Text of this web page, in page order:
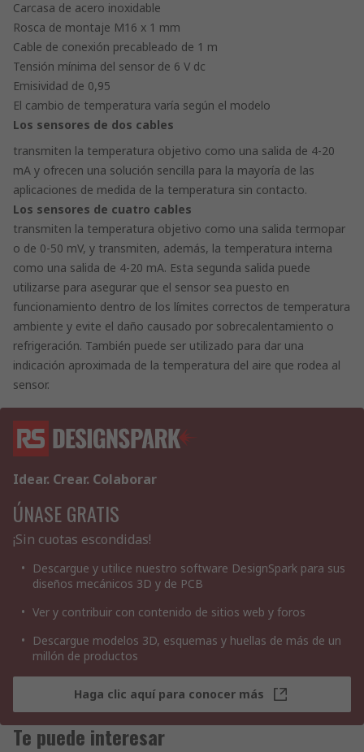
Carcasa de acero inoxidable
Rosca de montaje M16 x 1 mm
Cable de conexión precableado de 1 m
Tensión mínima del sensor de 6 V dc
Emisividad de 0,95
El cambio de temperatura varía según el modelo
Los sensores de dos cables
transmiten la temperatura objetivo como una salida de 4-20
mA y ofrecen una solución sencilla para la mayoría de las
aplicaciones de medida de la temperatura sin contacto.
Los sensores de cuatro cables
transmiten la temperatura objetivo como una salida termopar
o de 0-50 mV, y transmiten, además, la temperatura interna
como una salida de 4-20 mA. Esta segunda salida puede
utilizarse para asegurar que el sensor sea puesto en
funcionamiento dentro de los límites correctos de temperatura
ambiente y evite el daño causado por sobrecalentamiento o
refrigeración. También puede ser utilizado para dar una
indicación aproximada de la temperatura del aire que rodea al
sensor.
Idear. Crear. Colaborar
ÚNASE GRATIS
¡Sin cuotas escondidas!
Descargue y utilice nuestro software DesignSpark para sus
diseños mecánicos 3D y de PCB
Ver y contribuir con contenido de sitios web y foros
Descargue modelos 3D, esquemas y huellas de más de un
millón de productos
Haga clic aquí para conocer más
Te puede interesar